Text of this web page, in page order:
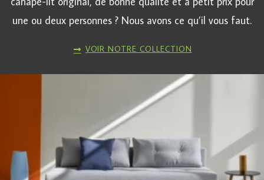
une ou deux personnes ? Nous avons ce qu’il vous faut.
VOIR NOTRE COLLECTION